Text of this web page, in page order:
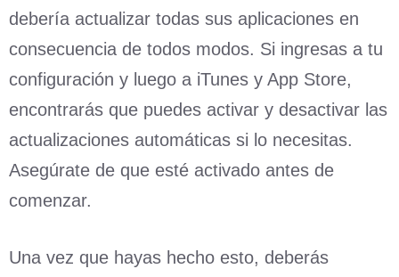
debería actualizar todas sus aplicaciones en
consecuencia de todos modos. Si ingresas a tu
configuración y luego a iTunes y App Store,
encontrarás que puedes activar y desactivar las
actualizaciones automáticas si lo necesitas.
Asegúrate de que esté activado antes de
comenzar.
Una vez que hayas hecho esto, deberás